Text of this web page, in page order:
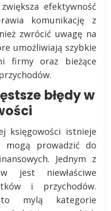
efektywność
komunikację z
zwrócić uwagę na
umożliwiają szybkie
firmy oraz bieżące
błędy w
księgowości istnieje
mogą prowadzić do
Jednym z
jest niewłaściwe
i przychodów.
mylą kategorie